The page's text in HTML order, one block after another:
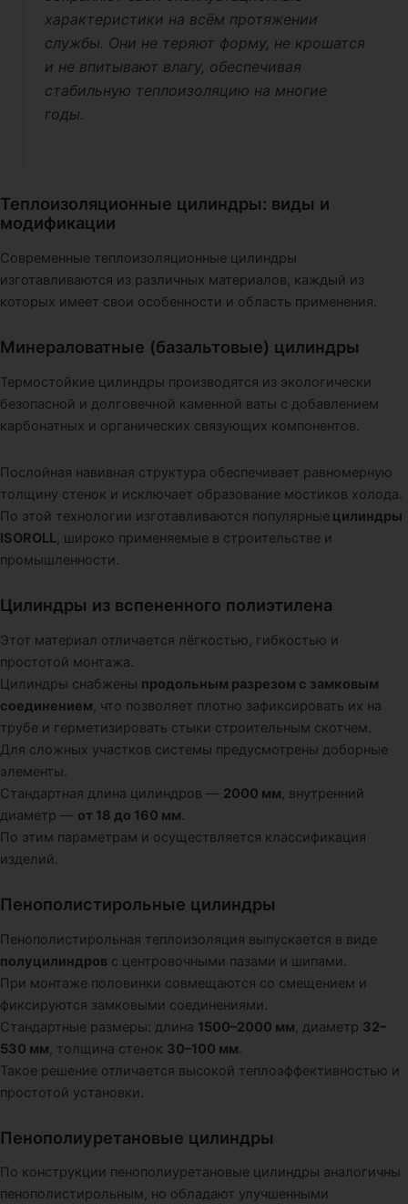
характеристики на всём протяжении
службы. Они не теряют форму, не крошатся
и не впитывают влагу, обеспечивая
стабильную теплоизоляцию на многие
годы.
Теплоизоляционные цилиндры: виды и
модификации
Современные теплоизоляционные цилиндры
изготавливаются из различных материалов, каждый из
которых имеет свои особенности и область применения.
Минераловатные (базальтовые) цилиндры
Термостойкие цилиндры производятся из экологически
безопасной и долговечной каменной ваты с добавлением
карбонатных и органических связующих компонентов.
Послойная навивная структура обеспечивает равномерную
толщину стенок и исключает образование мостиков холода.
По этой технологии изготавливаются популярные цилиндры
ISOROLL, широко применяемые в строительстве и
промышленности.
Цилиндры из вспененного полиэтилена
Этот материал отличается лёгкостью, гибкостью и
простотой монтажа.
Цилиндры снабжены продольным разрезом с замковым
соединением, что позволяет плотно зафиксировать их на
трубе и герметизировать стыки строительным скотчем.
Для сложных участков системы предусмотрены доборные
элементы.
Стандартная длина цилиндров — 2000 мм, внутренний
диаметр — от 18 до 160 мм.
По этим параметрам и осуществляется классификация
изделий.
Пенополистирольные цилиндры
Пенополистирольная теплоизоляция выпускается в виде
полуцилиндров с центровочными пазами и шипами.
При монтаже половинки совмещаются со смещением и
фиксируются замковыми соединениями.
Стандартные размеры: длина 1500–2000 мм, диаметр 32–
530 мм, толщина стенок 30–100 мм.
Такое решение отличается высокой теплоэффективностью и
простотой установки.
Пенополиуретановые цилиндры
По конструкции пенополиуретановые цилиндры аналогичны
пенополистирольным, но обладают улучшенными